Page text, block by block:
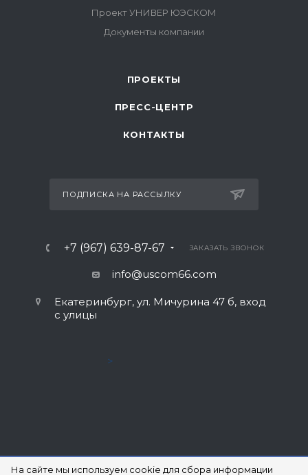
На сайте мы используем cookie для сбора информации
ПРОЕКТЫ
ПРЕСС-ЦЕНТР
КОНТАКТЫ
ПОДПИСКА НА РАССЫЛКУ
+7 (967) 639-87-67 ЗАКАЗАТЬ ЗВОНОК
info@uscom66.com
Екатеринбург, ул. Мичурина 47 б, вход
с улицы
>